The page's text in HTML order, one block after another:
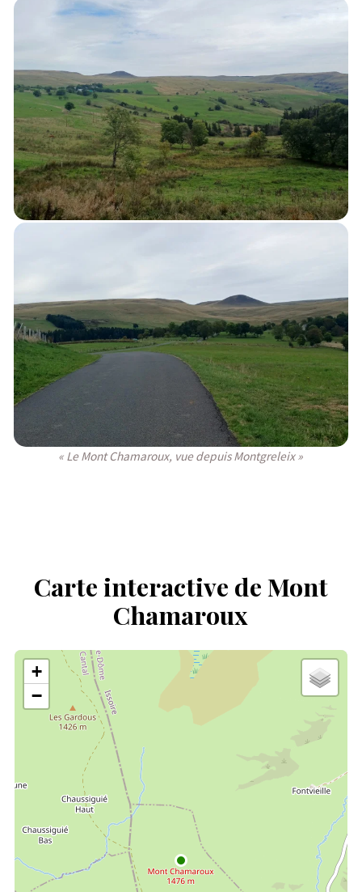
« Le Mont Chamaroux, vue depuis Montgreleix »
Carte interactive de Mont
Chamaroux
+
−